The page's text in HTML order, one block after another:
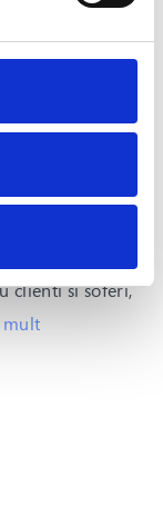
clienti si soferi,
mult